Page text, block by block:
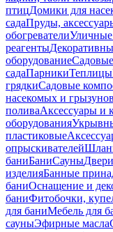
птицДомики для
садаПруды,
обогревателиУличные
реагенты
оборудование
садаПарникиТеплицы
грядкиСадовые
насекомых и грызунов
поливаАксессуары и
оборудования
пластиковые
опрыскивателей
баниБаниСауны
изделияБанные
баниОснащение и
баниФитобочки,
для баниМебель для
сауныЭфирные масла